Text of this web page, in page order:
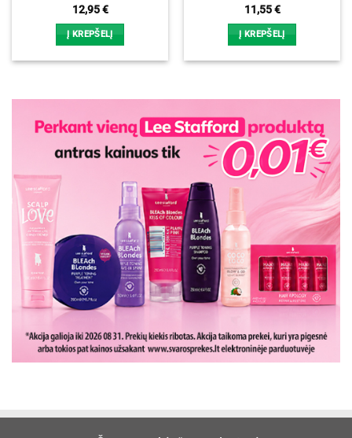
12,95€
Į KREPŠELĮ
11,55€
Į KREPŠELĮ